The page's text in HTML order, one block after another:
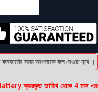
কনফার্মের সময় আপনাকে কল দেওয়া হবে
ক্রয়কৃত তারিখ থেকে 4 মাস এর